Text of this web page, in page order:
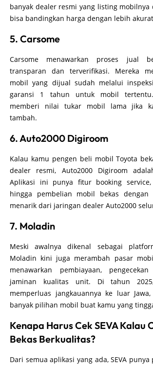
banyak dealer resmi yang listing
bisa bandingkan harga dengan lebih
5. Carsome
Carsome menawarkan proses jual
transparan dan terverifikasi. Mereka
mobil yang dijual sudah melalui
garansi 1 tahun untuk mobil
memberi nilai tukar mobil lama jika
tambah.
6. Auto2000 Digiroom
Kalau kamu pengen beli mobil Toyota
dealer resmi, Auto2000 Digiroom
Aplikasi ini punya fitur booking
hingga pembelian mobil bekas dengan
menarik dari jaringan dealer Auto2000
7. Moladin
Meski awalnya dikenal sebagai
Moladin kini juga merambah pasar
menawarkan pembiayaan,
jaminan kualitas unit. Di tahun
memperluas jangkauannya ke luar
banyak pilihan mobil buat kamu yang
Kenapa Harus Cek SEVA Kalau
Bekas Berkualitas?
Dari semua aplikasi yang ada, SEVA